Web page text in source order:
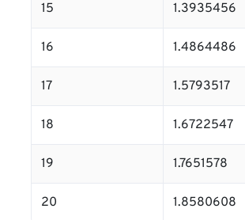
15 1.3935456
16 1.4864486
17 1.5793517
18 1.6722547
19 1.7651578
20 1.8580608